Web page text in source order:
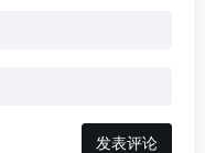
发表评论